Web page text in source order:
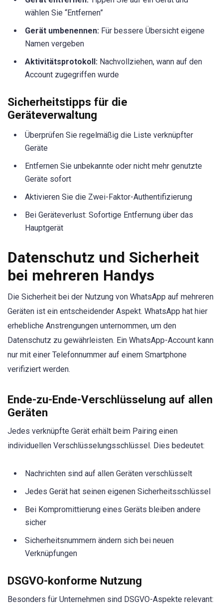
wählen Sie “Entfernen”
Gerät umbenennen: Für bessere Übersicht eigene
Namen vergeben
Aktivitätsprotokoll: Nachvollziehen, wann auf den
Account zugegriffen wurde
Sicherheitstipps für die
Geräteverwaltung
Überprüfen Sie regelmäßig die Liste verknüpfter
Geräte
Entfernen Sie unbekannte oder nicht mehr genutzte
Geräte sofort
Aktivieren Sie die Zwei-Faktor-Authentifizierung
Bei Geräteverlust: Sofortige Entfernung über das
Hauptgerät
Datenschutz und Sicherheit
bei mehreren Handys
Die Sicherheit bei der Nutzung von WhatsApp auf mehreren
Geräten ist ein entscheidender Aspekt. WhatsApp hat hier
erhebliche Anstrengungen unternommen, um den
Datenschutz zu gewährleisten. Ein WhatsApp-Account kann
nur mit einer Telefonnummer auf einem Smartphone
verifiziert werden.
Ende-zu-Ende-Verschlüsselung auf allen
Geräten
Jedes verknüpfte Gerät erhält beim Pairing einen
individuellen Verschlüsselungsschlüssel. Dies bedeutet:
Nachrichten sind auf allen Geräten verschlüsselt
Jedes Gerät hat seinen eigenen Sicherheitsschlüssel
Bei Kompromittierung eines Geräts bleiben andere
sicher
Sicherheitsnummern ändern sich bei neuen
Verknüpfungen
DSGVO-konforme Nutzung
Besonders für Unternehmen sind DSGVO-Aspekte relevant: